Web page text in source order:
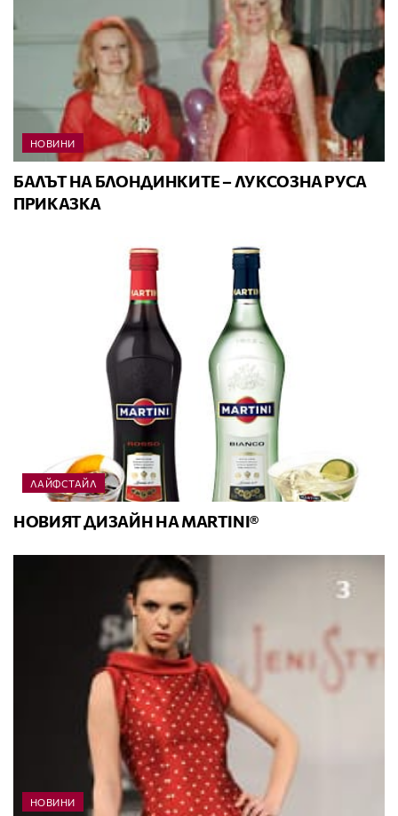
НОВИНИ
БАЛЪТ НА БЛОНДИНКИТЕ – ЛУКСОЗНА РУСА
ПРИКАЗКА
ЛАЙФСТАЙЛ
НОВИЯТ ДИЗАЙН НА MARTINI®
НОВИНИ